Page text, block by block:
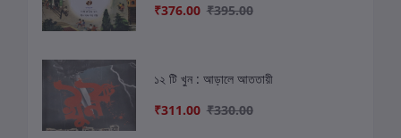
₹376.00 ₹395.00
১২ টি খুন : আড়ালে আততায়ী
₹311.00 ₹330.00